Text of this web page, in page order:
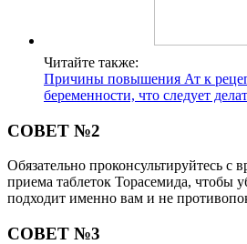
Читайте также:
Причины повышения Ат к
беременности, что следует
СОВЕТ №2
Обязательно проконсультируйтесь с
приема таблеток Торасемида, чтобы
подходит именно вам и не
СОВЕТ №3